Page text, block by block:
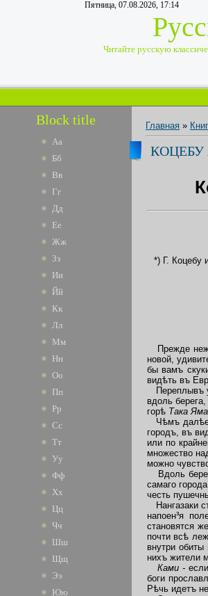
Пятница, 07.08.2026, 17:14
Читайте русскую
Block title
Аа
Бб
Вв
Гг
Дд
Ее
Жж
Зз
Ии
Йй
Кк
Лл
Мм
Нн
Оо
Пп
Рр
Сс
Тт
Уу
Фф
Хх
Цц
Чч
Шш
Щщ
Ээ
Юю
Главная »
КОЦЕБУ
*) Г. Коцебу
Прежде
новой,
бы вамъ
видѣть въ
Переплывъ
вдоль
горѣ Така Яма,
Чѣмъ далѣе
городъ, въ
или по
множество
можно
Вдоль
самаго
честь
Нангазаки
напоен³я
становятся
почти всѣ
внутри
нихъ жители
Ками -
боги
Рѣчь идетъ